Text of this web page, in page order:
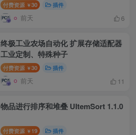
付费资源 ￥30 插件
前天 6
终极工业农场自动化 扩展存储适配器
工业定制、特殊种子
付费资源 ￥30 插件
前天 11
物品进行排序和堆叠 UItemSort 1.1.0
付费资源 ￥ 19 插件